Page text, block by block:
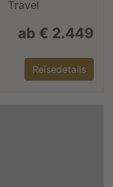
ab € 2.449
Reisedetails